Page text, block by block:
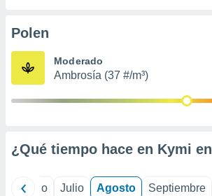
e
mediante
de
Polen
Moderado
Ambrosía (37 #/m³)
¿Qué tiempo hace en Kymi en
Junio Julio Agosto Septiembre